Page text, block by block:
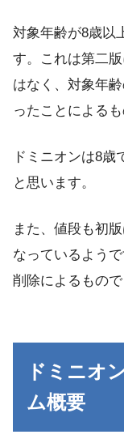
対象年齢が8歳以
す。これは第二
はなく、対象年
ったことによるも
ドミニオンは8
と思います。
また、値段も初
なっているよう
削除によるもので
ドミニオ
ム概要